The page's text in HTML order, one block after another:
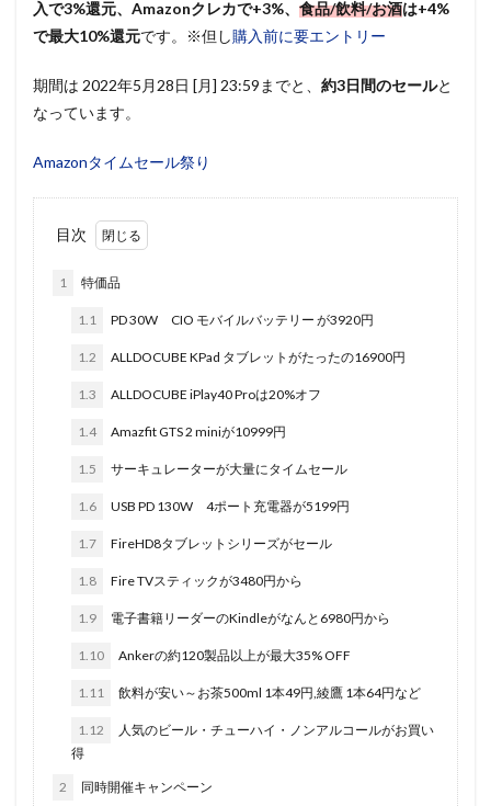
入で3%還元、Amazonクレカで+3%、 食品/飲料/お酒は+4%
で最大10%還元です。※但し購入前に要エントリー
期間は 2022年5月28日 [月] 23:59までと、 約3日間のセールと
なっています。
Amazonタイムセール祭り
目次
1 特価品
1.1 PD 30W CIO モバイルバッテリー が3920円
1.2 ALLDOCUBE KPad タブレットがたったの16900円
1.3 ALLDOCUBE iPlay40 Proは20%オフ
1.4 Amazfit GTS 2 miniが10999円
1.5 サーキュレーターが大量にタイムセール
1.6 USB PD 130W 4ポート充電器が5199円
1.7 FireHD8タブレットシリーズがセール
1.8 Fire TVスティックが3480円から
1.9 電子書籍リーダーのKindleがなんと6980円から
1.10 Ankerの約120製品以上が最大35% OFF
1.11 飲料が安い～お茶500ml 1本49円,綾鷹 1本64円など
1.12
人気のビール・チューハイ・ノンアルコールがお買い
得
2 同時開催キャンペーン